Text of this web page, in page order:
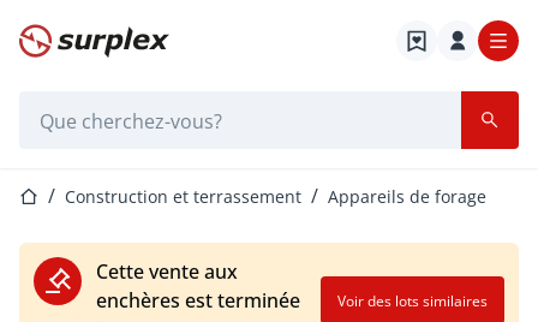
Page d'accueil
Page d'accueil
Construction et terrassement Appareils de forage
Cette vente aux
enchères est terminée
Voir des lots similaires